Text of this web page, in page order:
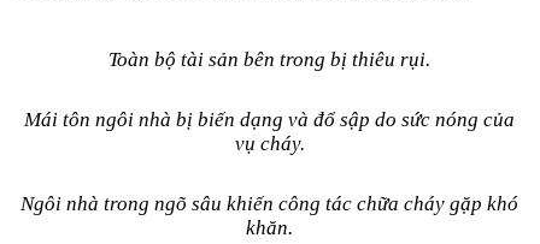
Toàn bộ tài sản bên trong bị thiêu rụi.
Mái tôn ngôi nhà bị biến dạng và đổ sập do sức nóng của
vụ cháy.
Ngôi nhà trong ngõ sâu khiến công tác chữa cháy gặp khó
khăn.